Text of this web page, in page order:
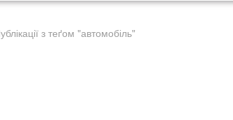
з теґом "автомобіль"